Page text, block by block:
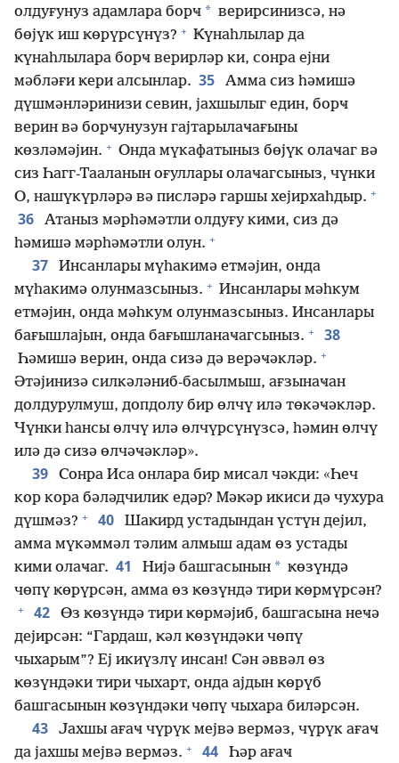
олдуғунуз адамлара борҹ * верирсинизсә, нә
бөјүк иш ҝөрүрсүнүз? + Ҝүнаһлылар да
ҝүнаһлылара борҹ верирләр ки, сонра ејни
мәбләғи ҝери алсынлар. 35
Амма сиз һәмишә
дүшмәнләринизи севин, јахшылыг един, борҹ
верин вә борҹунузун гајтарылаҹағыны
ҝөзләмәјин. + Онда мүкафатыныз бөјүк олаҹаг вә
сиз Һагг-Тааланын оғуллары олаҹагсыныз, чүнки
О, нашүкүрләрә вә писләрә гаршы хејирхаһдыр. +
36
Атаныз мәрһәмәтли олдуғу кими, сиз дә
һәмишә мәрһәмәтли олун. +
37
Инсанлары мүһакимә етмәјин, онда
мүһакимә олунмазсыныз. + Инсанлары мәһкум
етмәјин, онда мәһкум олунмазсыныз. Инсанлары
бағышлајын, онда бағышланаҹагсыныз. + 38
Һәмишә верин, онда сизә дә верәҹәкләр. +
Әтәјинизә силкәләниб-басылмыш, ағзынаҹан
долдурулмуш, допдолу бир өлчү илә төкәҹәкләр.
Чүнки һансы өлчү илә өлчүрсүнүзсә, һәмин өлчү
илә дә сизә өлчәҹәкләр».
39
Сонра Иса онлара бир мисал чәкди: «Һеч
кор кора бәләдчилик едәр? Мәҝәр икиси дә чухура
дүшмәз? + 40
Шаҝирд устадындан үстүн дејил,
амма мүкәммәл тәлим алмыш адам өз устады
кими олаҹаг. 41 Нијә башгасынын * ҝөзүндә
чөпү ҝөрүрсән, амма өз ҝөзүндә тири ҝөрмүрсән?
+ 42
Өз ҝөзүндә тири ҝөрмәјиб, башгасына неҹә
дејирсән: “Гардаш, ҝәл ҝөзүндәки чөпү
чыхарым”? Еј икиүзлү инсан! Сән әввәл өз
ҝөзүндәки тири чыхарт, онда ајдын ҝөрүб
башгасынын ҝөзүндәки чөпү чыхара биләрсән.
43
Јахшы ағаҹ чүрүк мејвә вермәз, чүрүк ағаҹ
да јахшы мејвә вермәз. + 44
Һәр ағаҹ